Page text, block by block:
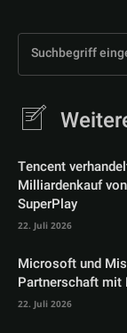
Suchbegriff
Tencent
Milliardenkauf
SuperPlay
22. Juli 2026
Microsoft und
Partnerschaft mit
22. Juli 2026